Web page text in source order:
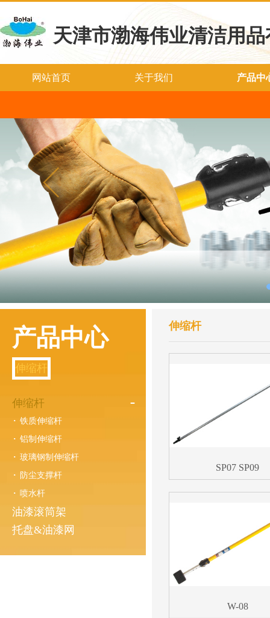
天津市渤海伟业清洁用
网站首页 关于我们 产品中
产品中心
伸缩杆
伸缩杆
铁质伸缩杆
铝制伸缩杆
玻璃钢制伸缩杆
防尘支撑杆
喷水杆
油漆滚筒架
托盘&油漆网
伸缩杆
SP07 SP09
W-08